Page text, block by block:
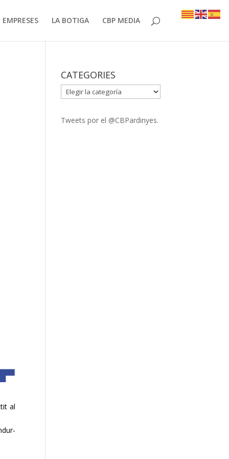
EMPRESES LA BOTIGA CBP MEDIA
al
CATEGORIES
CATEGORIES
Tweets por el @CBPardinyes.